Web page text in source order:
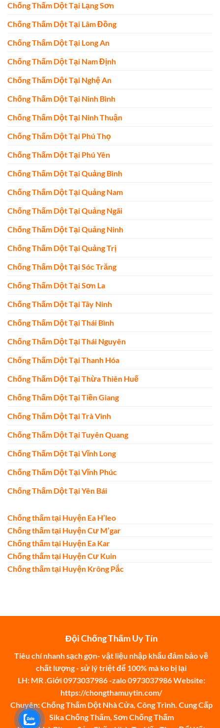
Chống Thấm Dột Tại Lạng Sơn
Chống Thấm Dột Tại Lâm Đồng
Chống Thấm Dột Tại Long An
Chống Thấm Dột Tại Nam Định
Chống Thấm Dột Tại Nghệ An
Chống Thấm Dột Tại Ninh Bình
Chống Thấm Dột Tại Ninh Thuận
Chống Thấm Dột Tại Phú Thọ
Chống Thấm Dột Tại Phú Yên
Chống Thấm Dột Tại Quảng Bình
Chống Thấm Dột Tại Quảng Nam
Chống Thấm Dột Tại Quảng Ngãi
Chống Thấm Dột Tại Quảng Ninh
Chống Thấm Dột Tại Quảng Trị
Chống Thấm Dột Tại Sóc Trăng
Chống Thấm Dột Tại Sơn La
Chống Thấm Dột Tại Tây Ninh
Chống Thấm Dột Tại Thái Bình
Chống Thấm Dột Tại Thái Nguyên
Chống Thấm Dột Tại Thanh Hóa
Chống Thấm Dột Tại Thừa Thiên Huế
Chống Thấm Dột Tại Tiền Giang
Chống Thấm Dột Tại Trà Vinh
Chống Thấm Dột Tại Tuyên Quang
Chống Thấm Dột Tại Vĩnh Long
Chống Thấm Dột Tại Vĩnh Phúc
Chống Thấm Dột Tại Yên Bái
Chống thấm tại Huyện Ea H’leo
Chống thấm tại Huyện Cư M’gar
Chống thấm tại Huyện Ea Kar
Chống thấm tại Huyện Cư Kuin
Chống thấm tại Huyện Krông Pắc
Đội Chống Thấm Uy Tín
Tiêu chí nhanh sạch gọn- vật liệu nhập khẩu đảm bảo về
chất lượng - sử lý triệt để 100% mà ko bị lại
LH: MR .Giới 0973037986 -zalo 0973037986 Website:
https://chongthamuytin.com/
Chuyên: Chống Thấm Dột Nhà Cửa, Công Trình. Cung Cấp
Sika Chống Thấm, Sơn Chống Thấm